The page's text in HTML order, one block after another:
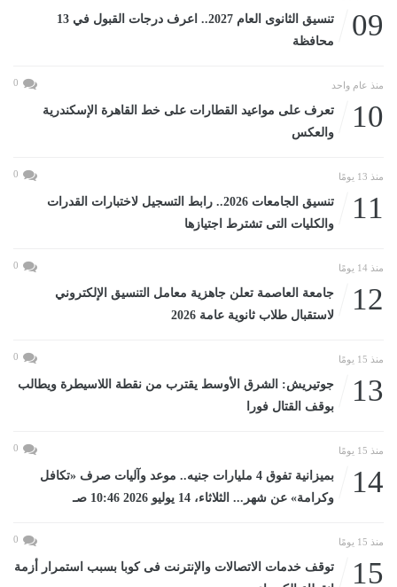
09
تنسيق الثانوى العام 2027.. اعرف درجات القبول في 13
محافظة
منذ عام واحد 0
10
تعرف على مواعيد القطارات على خط القاهرة الإسكندرية
والعكس
منذ 13 يومًا 0
11
تنسيق الجامعات 2026.. رابط التسجيل لاختبارات القدرات
والكليات التى تشترط اجتيازها
منذ 14 يومًا 0
12
جامعة العاصمة تعلن جاهزية معامل التنسيق الإلكتروني
لاستقبال طلاب ثانوية عامة 2026
منذ 15 يومًا 0
13
جوتيريش: الشرق الأوسط يقترب من نقطة اللاسيطرة ويطالب
بوقف القتال فورا
منذ 15 يومًا 0
14
بميزانية تفوق 4 مليارات جنيه.. موعد وآليات صرف «تكافل
وكرامة» عن شهر... الثلاثاء، 14 يوليو 2026 10:46 صـ
منذ 15 يومًا 0
15
توقف خدمات الاتصالات والإنترنت فى كوبا بسبب استمرار أزمة